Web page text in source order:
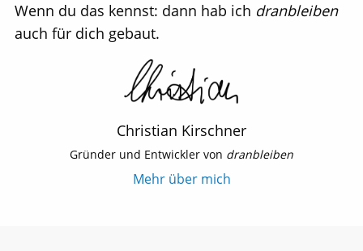
Wenn du das kennst: dann hab ich dranbleiben
auch für dich gebaut.
Christian Kirschner
Gründer und Entwickler von dranbleiben
Mehr über mich